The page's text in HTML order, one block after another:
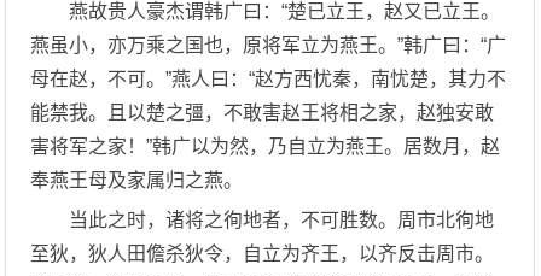
燕故贵人豪杰谓韩广曰：“楚已立王，赵又已立王。
燕虽小，亦万乘之国也，原将军立为燕王。”韩广曰：“广
母在赵，不可。”燕人曰：“赵方西忧秦，南忧楚，其力不
能禁我。且以楚之彊，不敢害赵王将相之家，赵独安敢
害将军之家！”韩广以为然，乃自立为燕王。居数月，赵
奉燕王母及家属归之燕。
当此之时，诸将之徇地者，不可胜数。周市北徇地
至狄，狄人田儋杀狄令，自立为齐王，以齐反击周市。